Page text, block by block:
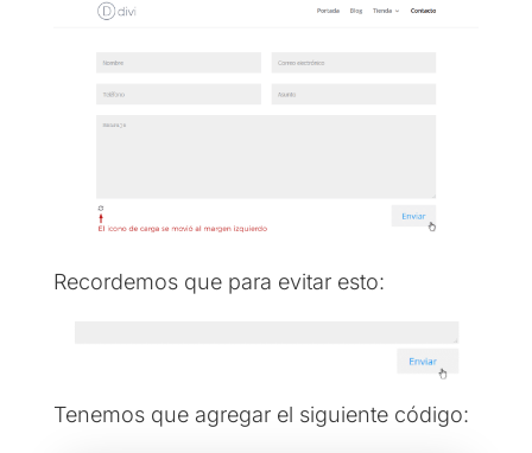
Recordemos que para evitar esto:
Tenemos que agregar el siguiente código: